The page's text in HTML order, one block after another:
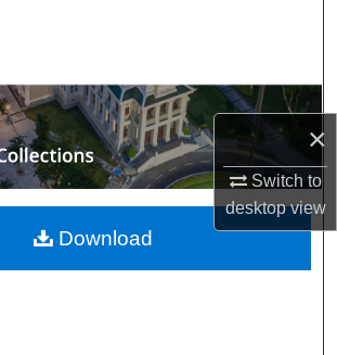
×
Switch to
desktopview
Browse Collections
My Account
About
Commons Network™
Download